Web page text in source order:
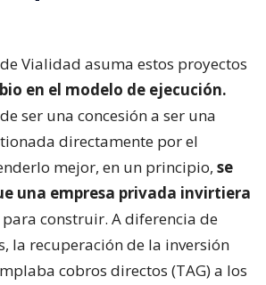
Vialidad asuma estos proyectos
en el modelo de ejecución.
ser una concesión a ser una
directamente por el
mejor, en un principio, se
una empresa privada invirtiera
para construir. A diferencia de
la recuperación de la inversión
cobros directos (TAG) a los